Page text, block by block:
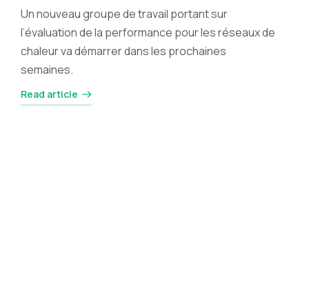
Un nouveau groupe de travail portant sur
l’évaluation de la performance pour les réseaux de
chaleur va démarrer dans les prochaines
semaines.
Read article